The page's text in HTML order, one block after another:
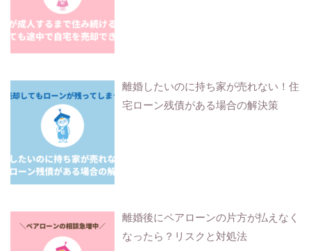
離婚したいのに持ち家が売れない！住
宅ローン残債がある場合の解決策
離婚後にペアローンの片方が払えなく
なったら？リスクと対処法